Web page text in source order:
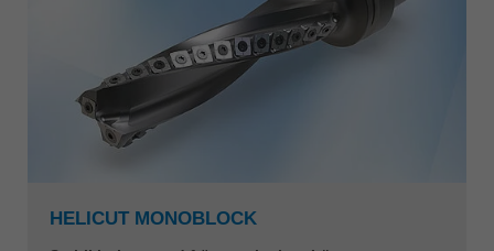
HELICUT MONOBLOCK